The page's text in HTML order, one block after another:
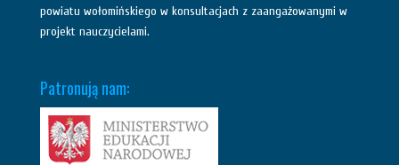
powiatu wołomińskiego w konsultacjach z zaangażowanymi w
projekt nauczycielami.
Patronują nam: